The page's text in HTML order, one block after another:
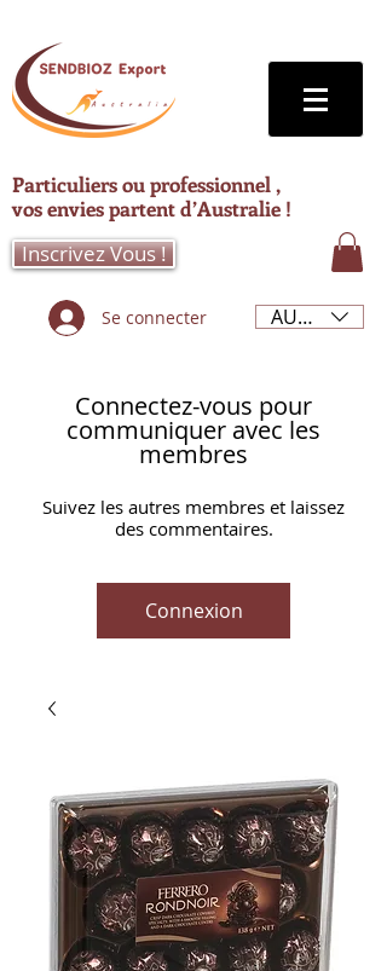
Particuliers ou professionnel ,
vos envies partent d’Australie !
Inscrivez Vous !
Se connecter AUD (AU$)
Connectez-vous pour
communiquer avec les
membres
Suivez les autres membres et laissez
des commentaires.
Connexion